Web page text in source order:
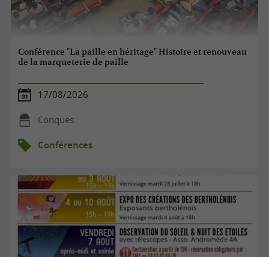
Conférence "La paille en héritage" Histoire et renouveau
de la marqueterie de paille
17/08/2026
Conques
Conférences